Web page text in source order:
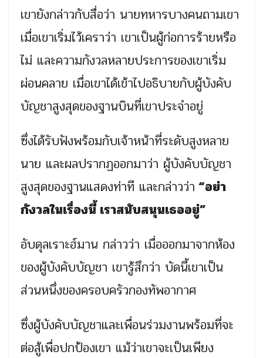
เขายังกล่าวกับสื่อว่า นายทหารบางคนถามเขา
เมื่อเขาเริ่มไว้เคราว่า เขาเป็นผู้ก่อการร้ายหรือ
ไม่ และความกังวลหลายประการของเขาเริ่ม
ผ่อนคลาย เมื่อเขาได้เข้าไปอธิบายกับผู้บังคับ
บัญชาสูงสุดของฐานบินที่เขาประจำอยู่
ซึ่งได้รับฟังพร้อมกับเจ้าหน้าที่ระดับสูงหลาย
นาย และผลปรากฏออกมาว่า ผู้บังคับบัญชา
สูงสุดของฐานแสดงท่าที และกล่าวว่า “อย่า
กังวลในเรื่องนี้ เราสนับสนุนเธออยู่”
อับดุลเราะฮ์มาน กล่าวว่า เมื่อออกมาจากห้อง
ของผู้บังคับบัญชา เขารู้สึกว่า บัดนี้เขาเป็น
ส่วนหนึ่งของครอบครัวกองทัพอากาศ
ซึ่งผู้บังคับบัญชาและเพื่อนร่วมงานพร้อมที่จะ
ต่อสู้เพื่อปกป้องเขา แม้ว่าเขาจะเป็นเพียง